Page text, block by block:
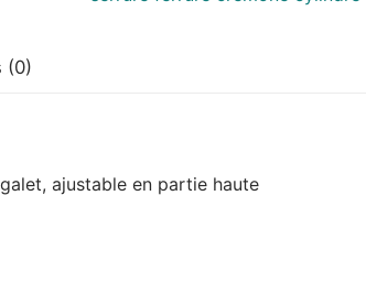
(0)
ajustable en partie haute